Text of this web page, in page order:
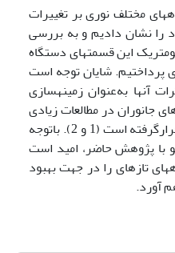
مختلف نوری بر تغییرات
نشان دادیم و به بررسی
این قسمت­های دستگاه
پرداختیم. شایان توجه است
آن­ها به‌عنوان زمینه­سازی
جانوران در مطالعات زیادی
از جانوران مختلف موردبررسی قرارگرفته است (1 و 2). باتوجه
با پژوهش حاضر، امید است
تازه­ای را در جهت بهبود
آورد.